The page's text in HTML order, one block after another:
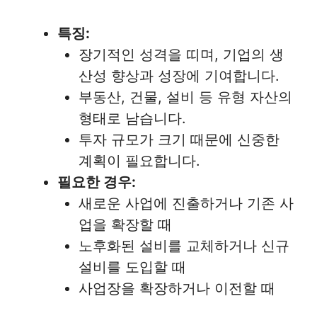
특징:
장기적인 성격을 띠며, 기업의 생
산성 향상과 성장에 기여합니다.
부동산, 건물, 설비 등 유형 자산의
형태로 남습니다.
투자 규모가 크기 때문에 신중한
계획이 필요합니다.
필요한 경우:
새로운 사업에 진출하거나 기존 사
업을 확장할 때
노후화된 설비를 교체하거나 신규
설비를 도입할 때
사업장을 확장하거나 이전할 때